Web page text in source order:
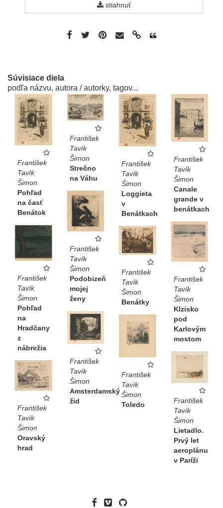
stiahnuť
Súvisiace diela
podľa názvu, autora / autorky, tagov...
František
Tavík
Šimon
Pohľad
na časť
Benátok
František
Tavík
Šimon
Strečno
na Váhu
František
Tavík
Šimon
Loggieta
v
Benátkach
František
Tavík
Šimon
Canale
grande v
benátkach
František
Tavík
Šimon
Podobizeň
mojej
ženy
František
Tavík
Šimon
Klzisko
pod
Karlovým
mostom
František
Tavík
Šimon
Pohľad
na
Hradčany
z
nábrežia
František
Tavík
Šimon
Benátky
František
Tavík
Šimon
Amsterdamský
žid
František
Tavík
Šimon
Toledo
František
Tavík
Šimon
Lietadlo.
Prvý let
aeroplánu
v Paríži
František
Tavík
Šimon
Oravský
hrad